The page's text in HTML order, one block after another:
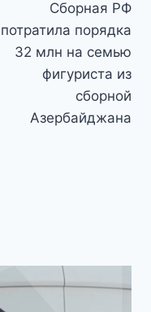
Сборная РФ
потратила порядка
32 млн на семью
фигуриста из
сборной
Азербайджана